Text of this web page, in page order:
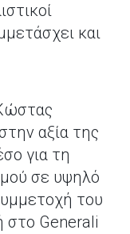
και
αξία της
για τη
σε υψηλό
του
στο Generali